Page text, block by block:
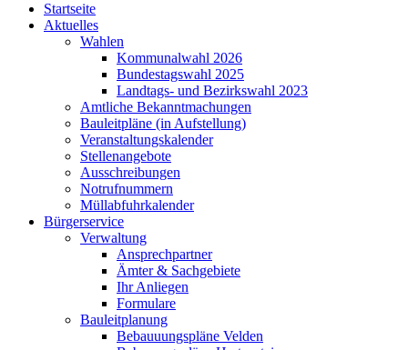
Startseite
Aktuelles
Wahlen
Kommunalwahl 2026
Bundestagswahl 2025
Landtags- und Bezirkswahl 2023
Amtliche Bekanntmachungen
Bauleitpläne (in Aufstellung)
Veranstaltungskalender
Stellenangebote
Ausschreibungen
Notrufnummern
Müllabfuhrkalender
Bürgerservice
Verwaltung
Ansprechpartner
Ämter & Sachgebiete
Ihr Anliegen
Formulare
Bauleitplanung
Bebauuungspläne Velden